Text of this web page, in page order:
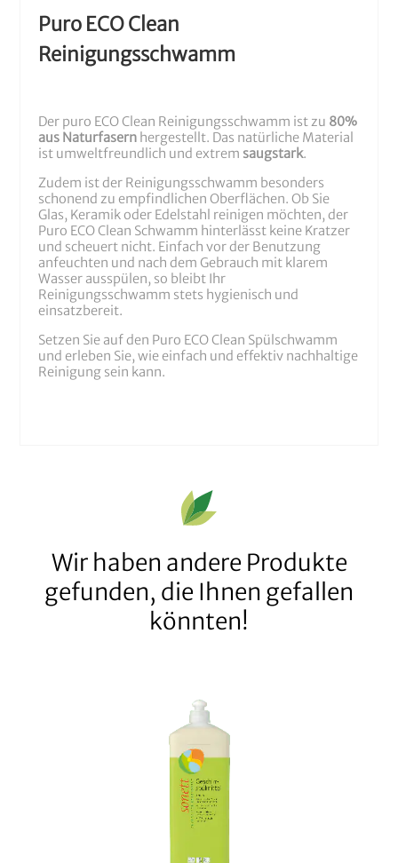
Puro ECO Clean
Reinigungsschwamm
Der puro ECO Clean Reinigungsschwamm ist zu 80%
aus Naturfasern hergestellt. Das natürliche Material
ist umweltfreundlich und extrem saugstark.
Zudem ist der Reinigungsschwamm besonders
schonend zu empfindlichen Oberflächen. Ob Sie
Glas, Keramik oder Edelstahl reinigen möchten, der
Puro ECO Clean Schwamm hinterlässt keine Kratzer
und scheuert nicht. Einfach vor der Benutzung
anfeuchten und nach dem Gebrauch mit klarem
Wasser ausspülen, so bleibt Ihr
Reinigungsschwamm stets hygienisch und
einsatzbereit.
Setzen Sie auf den Puro ECO Clean Spülschwamm
und erleben Sie, wie einfach und effektiv nachhaltige
Reinigung sein kann.
Wir haben andere Produkte
gefunden, die Ihnen gefallen
könnten!